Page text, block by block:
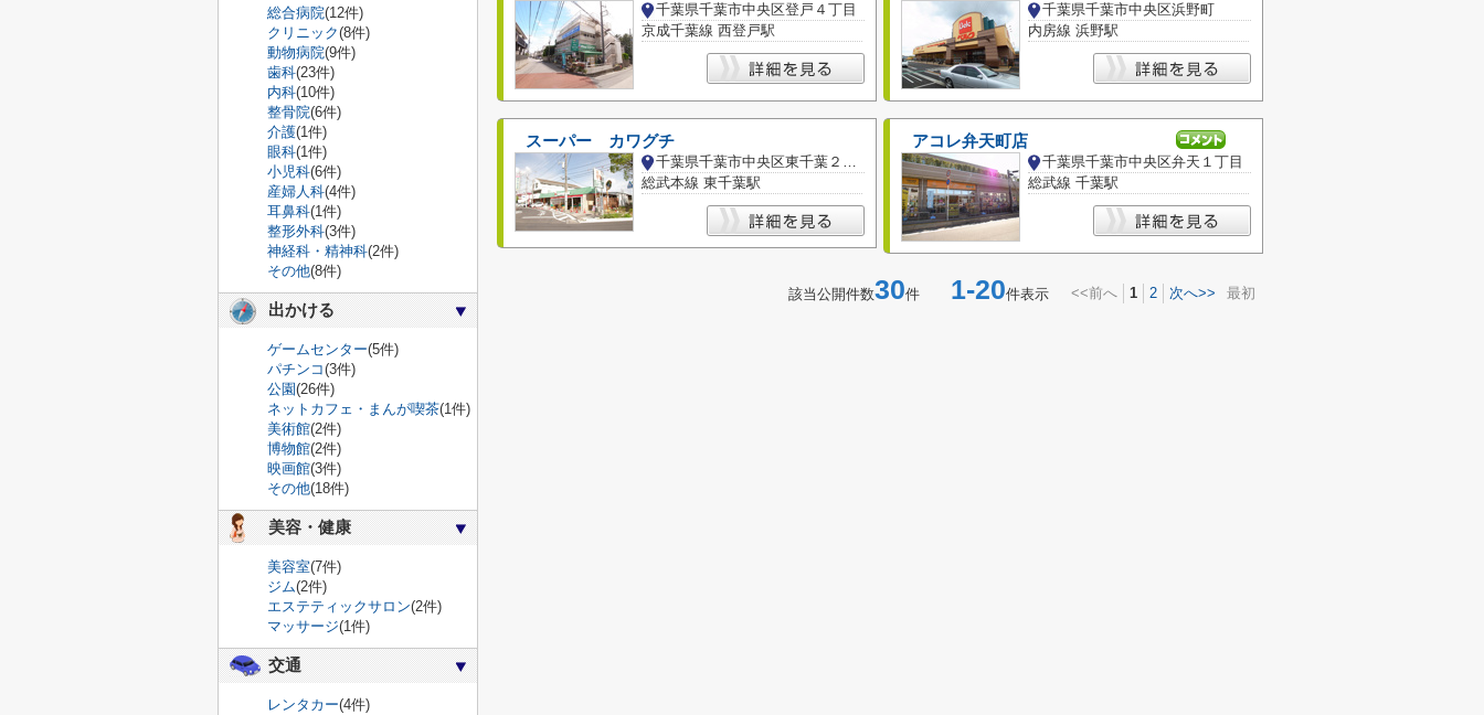
千葉県千葉市中央区登戸４丁目
京成千葉線 西登戸駅
千葉県千葉市中央区浜野町
内房線 浜野駅
スーパー カワグチ
千葉県千葉市中央区東千葉２丁目
総武本線 東千葉駅
アコレ弁天町店
千葉県千葉市中央区弁天１丁目
総武線 千葉駅
該当公開件数30件 1-20件表示 <<前へ 1 2 次へ>> 最初
総合病院(12件)
クリニック(8件)
動物病院(9件)
歯科(23件)
内科(10件)
整骨院(6件)
介護(1件)
眼科(1件)
小児科(6件)
産婦人科(4件)
耳鼻科(1件)
整形外科(3件)
神経科・精神科(2件)
その他(8件)
出かける
ゲームセンター(5件)
パチンコ(3件)
公園(26件)
ネットカフェ・まんが喫茶(1件)
美術館(2件)
博物館(2件)
映画館(3件)
その他(18件)
美容・健康
美容室(7件)
ジム(2件)
エステティックサロン(2件)
マッサージ(1件)
交通
レンタカー(4件)